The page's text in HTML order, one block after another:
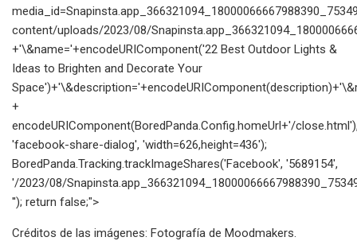
content/uploads/2023/08/
+'\&name='+encodeURIComponent('22 Best Outdoor Lights &
Ideas to Brighten and Decorate Your
+
encodeURIComponent(BoredPanda.Config.homeUrl+'/
'facebook-share-dialog', 'width=626,height=436');
BoredPanda.Tracking.trackImageShares('Facebook', '5689154',
'/2023/08/
''); return false;">
Créditos de las imágenes: Fotografía de Moodmakers.